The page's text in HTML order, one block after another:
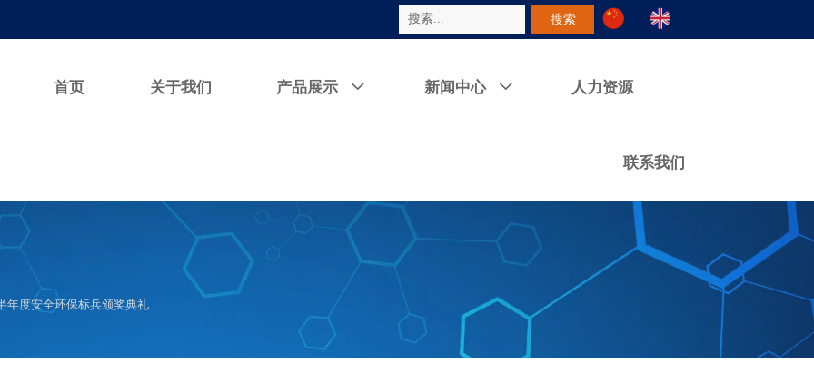
搜索
首页 关于我们 产品展示  新闻中心  人力资源
联系我们
年度安全环保标兵颁奖典礼